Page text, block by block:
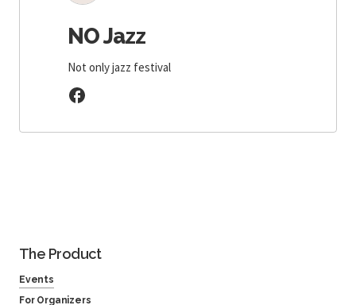
NO Jazz
Not only jazz festival
The Product
Events
For Organizers